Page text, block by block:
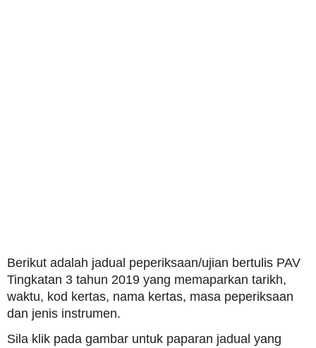
Berikut adalah jadual peperiksaan/ujian bertulis PAV
Tingkatan 3 tahun 2019 yang memaparkan tarikh,
waktu, kod kertas, nama kertas, masa peperiksaan
dan jenis instrumen.
Sila klik pada gambar untuk paparan jadual yang